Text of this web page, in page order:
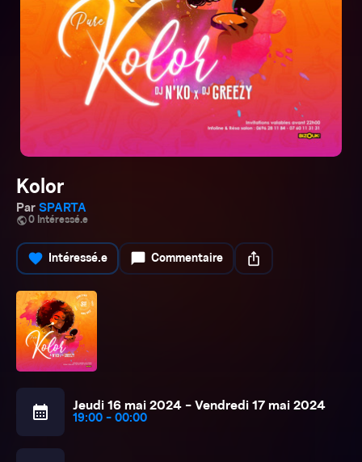
Kolor
Par SPARTA
public0 Intéressé.e
favorite Intéressé.e chat_bubble Commentaire ios_share
calendar_month Jeudi 16 mai 2024 - Vendredi 17 mai 2024
19:00 - 00:00